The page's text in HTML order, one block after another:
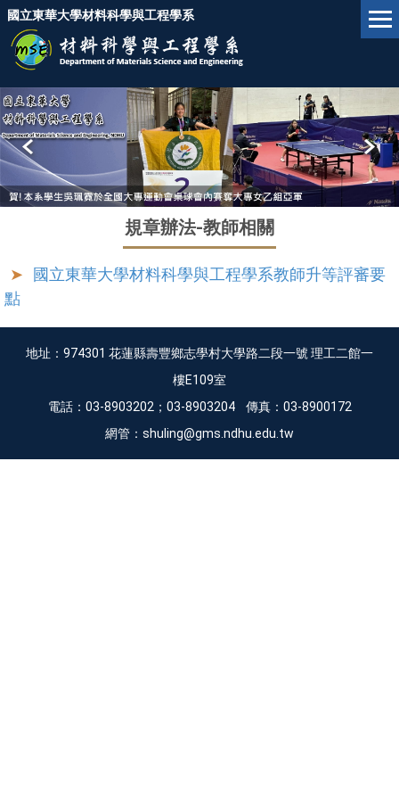
跳
到
主
要
內
容
區
國立東華大學材料科學與工程學系
規章辦法-教師相關
國立東華大學材料科學與工程學系教師升等評審要
點
地址：974301 花蓮縣壽豐鄉志學村大學路二段一號 理工二館一
樓E109室
電話：03-8903202；03-8903204 傳真：03-8900172
網管：shuling@gms.ndhu.edu.tw